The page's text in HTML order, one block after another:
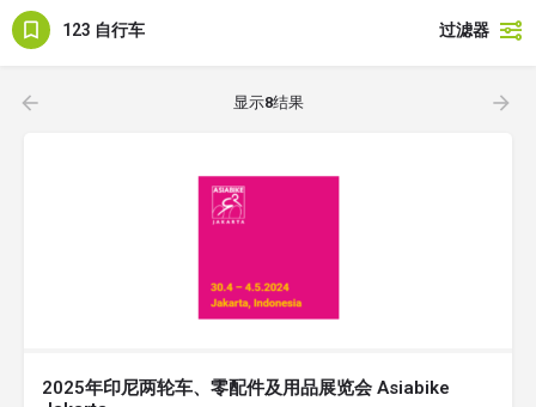
123 自行车 过滤器
显示8结果
2025年印尼两轮车、零配件及用品展览会 Asiabike